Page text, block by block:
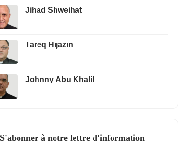
Jihad Shweihat
Tareq Hijazin
Johnny Abu Khalil
S'abonner à notre lettre d'information